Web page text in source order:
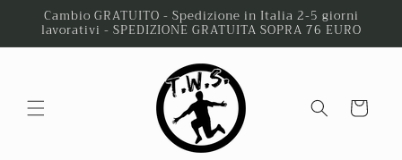
Skip to
content
Cambio GRATUITO - Spedizione in Italia 2-5 giorni
lavorativi - SPEDIZIONE GRATUITA SOPRA 76 EURO
Cart